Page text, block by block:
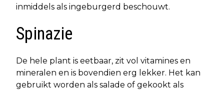
inmiddels als ingeburgerd beschouwt.
Spinazie
De hele plant is eetbaar, zit vol vitamines en
mineralen en is bovendien erg lekker. Het kan
gebruikt worden als salade of gekookt als